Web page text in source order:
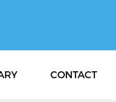
CONTACT